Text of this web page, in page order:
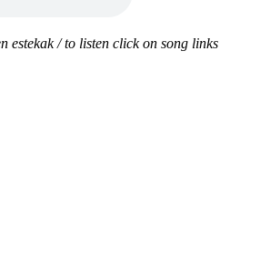
estekak / to listen click on song links